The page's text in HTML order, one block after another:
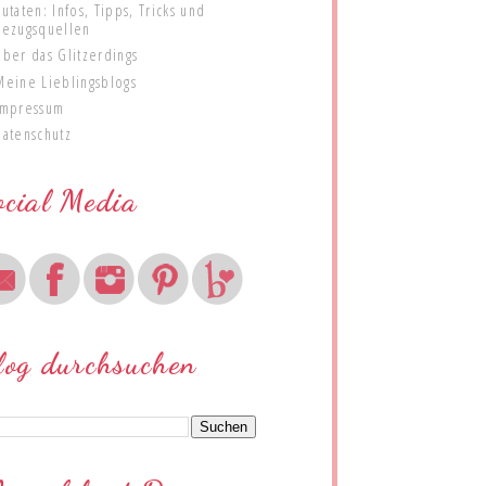
Infos, Tipps, Tricks und
das Glitzerdings
Lieblingsblogs
Media
durchsuchen